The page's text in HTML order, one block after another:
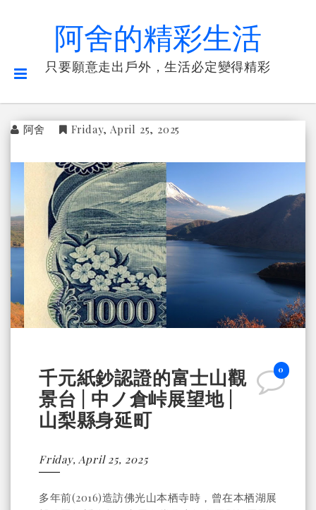
阿舍的精彩生活
只要願意走出戶外，生活必定變得精彩
阿舍 Friday, April 25, 2025
0
千元紙鈔認證的富士山觀
景台 | 中ノ倉峠展望地 |
山梨縣身延町
Friday, April 25, 2025
多年前(2016)造訪佛光山本栖寺時，曾在本栖湖展